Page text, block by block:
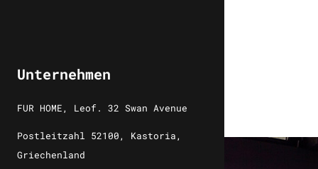
Unternehmen
FUR HOME, Leof. 32 Swan Avenue
Postleitzahl 52100, Kastoria,
Griechenland